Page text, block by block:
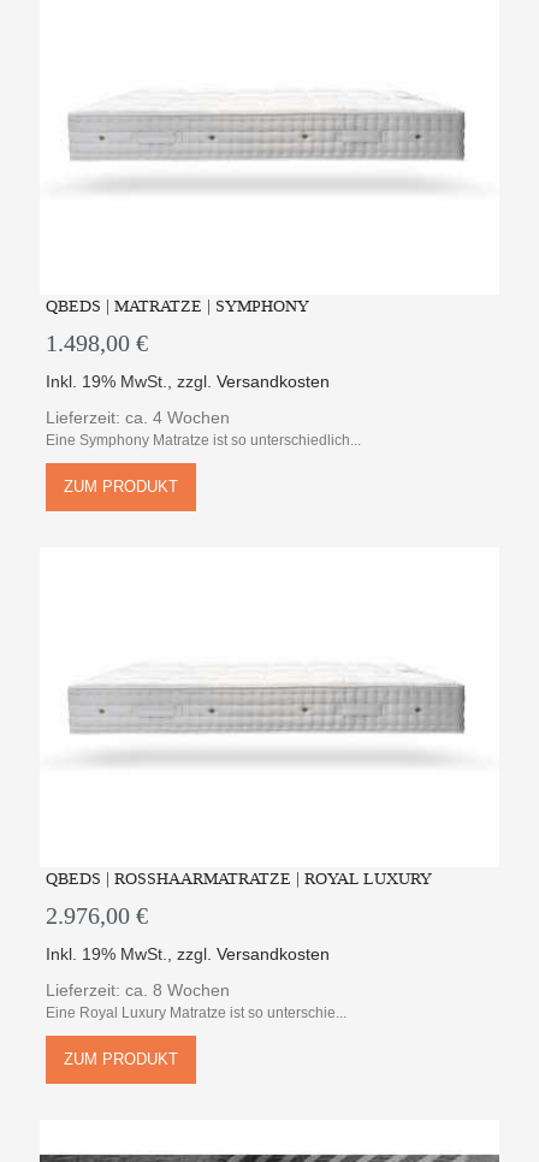
QBEDS | MATRATZE | SYMPHONY
1.498,00 €
Inkl. 19% MwSt. ,zzgl.Versandkosten
Lieferzeit: ca. 4 Wochen
Eine Symphony Matratze ist so unterschiedlich...
ZUM PRODUKT
QBEDS | ROSSHAARMATRATZE | ROYAL LUXURY
2.976,00 €
Inkl. 19% MwSt.,zzgl.Versandkosten
Lieferzeit: ca. 8 Wochen
Eine Royal Luxury Matratze ist so unterschie...
ZUM PRODUKT